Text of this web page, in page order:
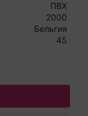
ПВХ
2000
Бельгия
45